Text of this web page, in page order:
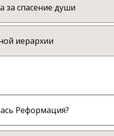
за спасение души
иерархии
Реформация?